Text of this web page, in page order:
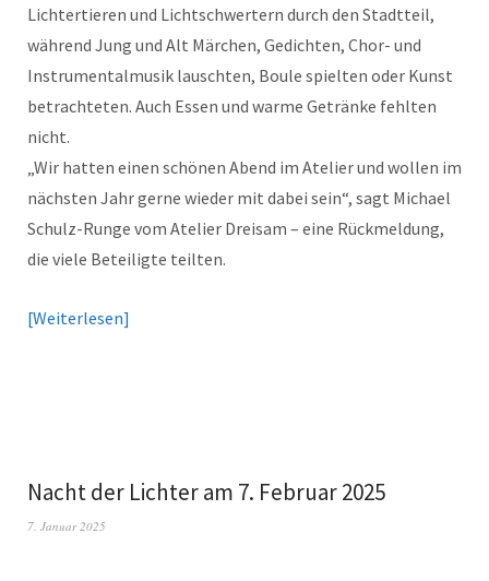
Lichtertieren und Lichtschwertern durch den Stadtteil,
während Jung und Alt Märchen, Gedichten, Chor- und
Instrumentalmusik lauschten, Boule spielten oder Kunst
betrachteten. Auch Essen und warme Getränke fehlten
nicht.
„Wir hatten einen schönen Abend im Atelier und wollen im
nächsten Jahr gerne wieder mit dabei sein“, sagt Michael
Schulz-Runge vom Atelier Dreisam – eine Rückmeldung,
die viele Beteiligte teilten.
Weiterlesen
Nacht der Lichter am 7. Februar 2025
7. Januar 2025